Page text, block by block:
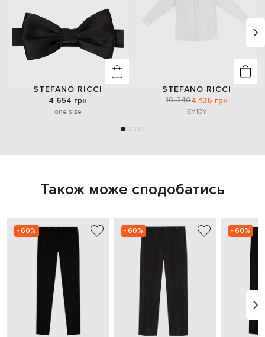
STEFANO RICCI
4 654 грн
one size
STEFANO RICCI
10 3404 136 грн
6Y10Y
Також може сподобатись
- 60% - 60% - 60%